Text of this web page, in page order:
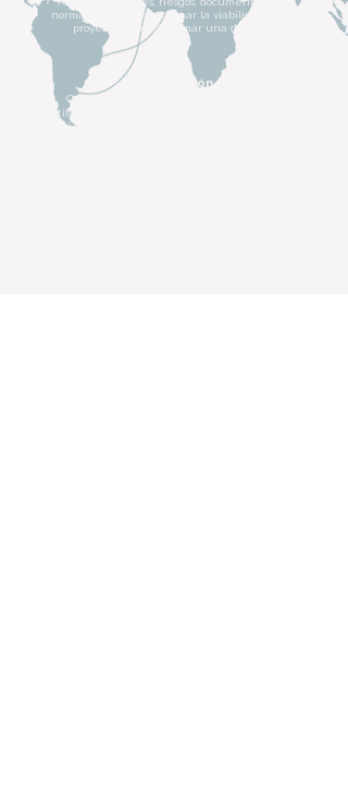
normativa para determinar la viabilidad de tu
proyecto antes de tomar una decisión.
Importación
Gestionamos operaciones de importación
identificando la mejor alternativa para cada proyecto
y coordinando todo el proceso, de origen a destino